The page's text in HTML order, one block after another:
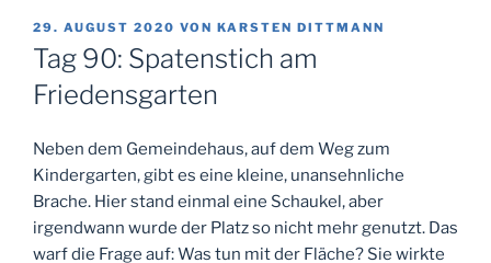
VERÖFFENTLICHT
AM
29. AUGUST 2020 VON KARSTEN DITTMANN
Tag 90: Spatenstich am
Friedensgarten
Neben dem Gemeindehaus, auf dem Weg zum
Kindergarten, gibt es eine kleine, unansehnliche
Brache. Hier stand einmal eine Schaukel, aber
irgendwann wurde der Platz so nicht mehr genutzt. Das
warf die Frage auf: Was tun mit der Fläche? Sie wirkte